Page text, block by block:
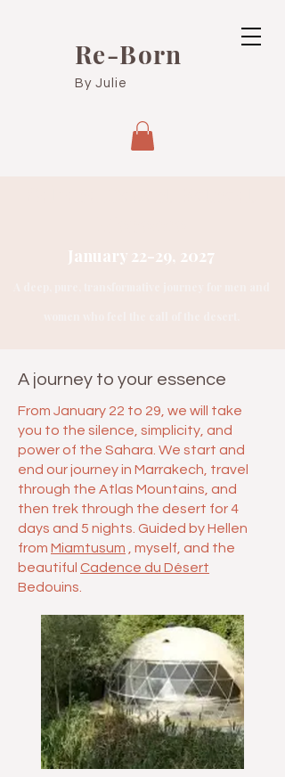
Re-Born
By Julie
January 22-29, 2027
A journey to your essence
From January 22 to 29, we will take
you to the silence, simplicity, and
power of the Sahara. We start and
end our journey in Marrakech, travel
through the Atlas Mountains, and
then trek through the desert for 4
days and 5 nights. Guided by Hellen
from Miamtusum , myself, and the
beautiful Cadence du Désert
Bedouins.